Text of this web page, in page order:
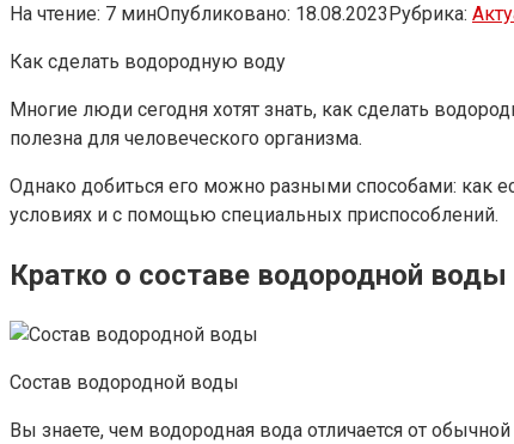
На чтение: 7 минОпубликовано: 18.08.2023Рубрика:
Как сделать водородную воду
Многие люди сегодня хотят знать, как сделать
полезна для человеческого организма.
Однако добиться его можно разными способами: как
условиях и с помощью специальных приспособлений.
Кратко о составе водородной воды
Состав водородной воды
Вы знаете, чем водородная вода отличается от